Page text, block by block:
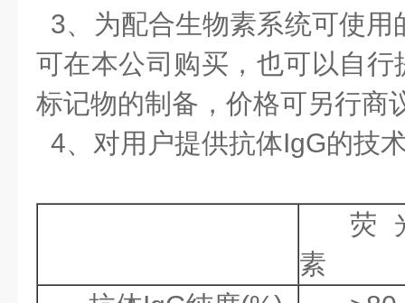
3、为配合生物素系统可使用
可在本公司购买，也可以自
标记物的制备，价格可另行商
4、对用户提供抗体IgG的技
荧
素